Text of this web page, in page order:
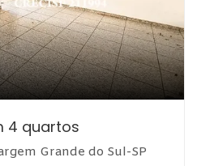
4 quartos
Grande do Sul-SP